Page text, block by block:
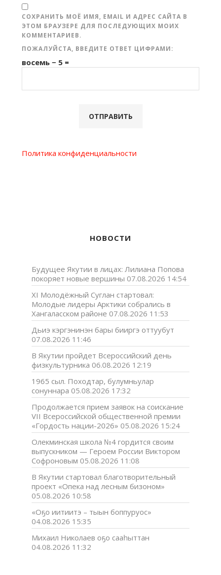
СОХРАНИТЬ МОЁ ИМЯ, EMAIL И АДРЕС САЙТА В
ЭТОМ БРАУЗЕРЕ ДЛЯ ПОСЛЕДУЮЩИХ МОИХ
КОММЕНТАРИЕВ.
ПОЖАЛУЙСТА, ВВЕДИТЕ ОТВЕТ ЦИФРАМИ:
восемь − 5 =
Политика конфиденциальности
НОВОСТИ
Будущее Якутии в лицах: Лилиана Попова
покоряет новые вершины 07.08.2026 14:54
XI Молодёжный Суглан стартовал:
Молодые лидеры Арктики собрались в
Хангаласском районе 07.08.2026 11:53
Дьиэ кэргэнинэн бары бииргэ оттуубут
07.08.2026 11:46
В Якутии пройдет Всероссийский день
физкультурника 06.08.2026 12:19
1965 сыл. Походтар, булумньулар
сонуннара 05.08.2026 17:32
Продолжается прием заявок на соискание
VII Всероссийской общественной премии
«Гордость нации-2026» 05.08.2026 15:24
Олекминская школа №4 гордится своим
выпускником — Героем России Виктором
Софроновым 05.08.2026 11:08
В Якутии стартовал благотворительный
проект «Опека над лесным бизоном»
05.08.2026 10:58
«Оҕо иитиитэ – тыын боппуруос»
04.08.2026 15:35
Михаил Николаев оҕо сааһыттан
04.08.2026 11:32